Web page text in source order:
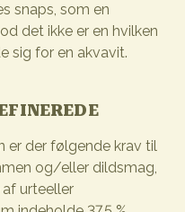
snaps, som en
det ikke er en hvilken
sig for en akvavit.
er der følgende krav til
og/eller dildsmag,
urteeller